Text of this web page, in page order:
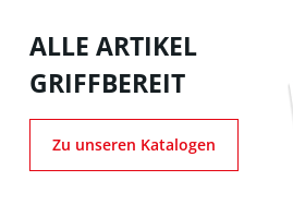
ALLE ARTIKEL
GRIFFBEREIT
Zu unseren Katalogen